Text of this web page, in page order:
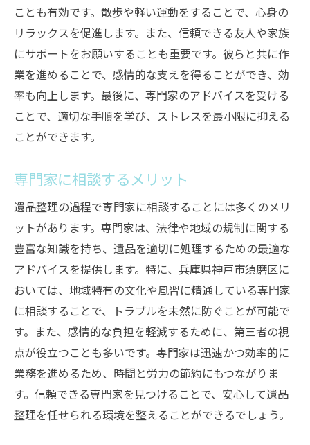
ことも有効です。散歩や軽い運動をすることで、心身の
リラックスを促進します。また、信頼できる友人や家族
にサポートをお願いすることも重要です。彼らと共に作
業を進めることで、感情的な支えを得ることができ、効
率も向上します。最後に、専門家のアドバイスを受ける
ことで、適切な手順を学び、ストレスを最小限に抑える
ことができます。
専門家に相談するメリット
遺品整理の過程で専門家に相談することには多くのメリ
ットがあります。専門家は、法律や地域の規制に関する
豊富な知識を持ち、遺品を適切に処理するための最適な
アドバイスを提供します。特に、兵庫県神戸市須磨区に
おいては、地域特有の文化や風習に精通している専門家
に相談することで、トラブルを未然に防ぐことが可能で
す。また、感情的な負担を軽減するために、第三者の視
点が役立つことも多いです。専門家は迅速かつ効率的に
業務を進めるため、時間と労力の節約にもつながりま
す。信頼できる専門家を見つけることで、安心して遺品
整理を任せられる環境を整えることができるでしょう。